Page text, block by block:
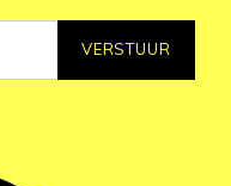
VERSTUUR